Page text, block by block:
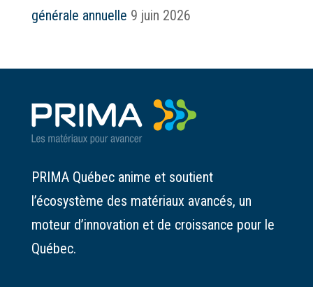
générale annuelle 9 juin 2026
PRIMA Québec anime et soutient
l’écosystème des matériaux avancés, un
moteur d’innovation et de croissance pour le
Québec.